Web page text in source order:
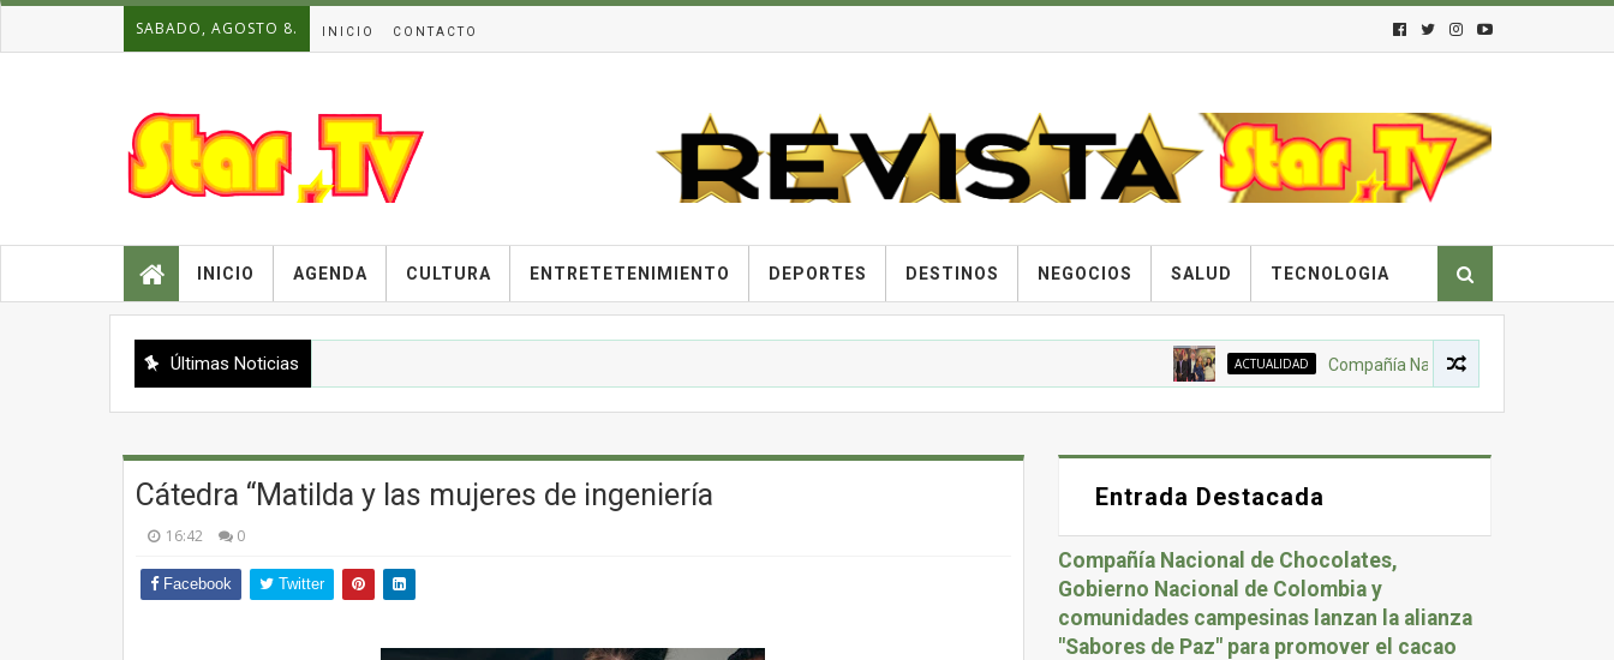
SABADO, AGOSTO 8. INICIO CONTACTO
INICIO AGENDA CULTURA ENTRETETENIMIENTO DEPORTES DESTINOS NEGOCIOS SALUD TECNOLOGIA
Últimas Noticias ACTUALIDAD Compañía Nacional de Chocolates,
Cátedra “Matilda y las mujeres de ingeniería
16:42 0
Facebook Twitter
Entrada Destacada
Compañía Nacional de Chocolates,
Gobierno Nacional de Colombia y
comunidades campesinas lanzan la alianza
"Sabores de Paz" para promover el cacao